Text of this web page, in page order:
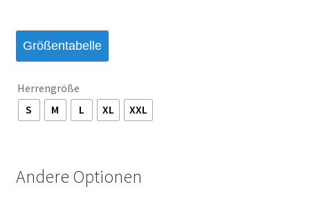
Größentabelle
Herrengröße
S
M L XL XXL
Andere Optionen